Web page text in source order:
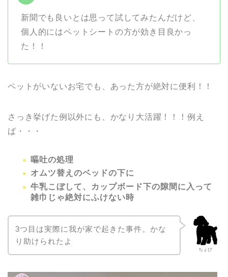
新聞でも良いとは思って試してみたんだけど、
個人的にはペットシートの方が効き目良かっ
た！！
ペットがいないお宅でも、あった方が絶対に便利！！
さっき挙げた例以外にも、かなり大活躍！！！例え
ば・・・
嘔吐の処理
オムツ替えのベッドの下に
牛乳こぼして、カップボード下の隙間に入って
雑巾じゃ絶対にふけない時
ちょび
3つ目は実際に我が家で起きた事件。かな
り助けられたよ